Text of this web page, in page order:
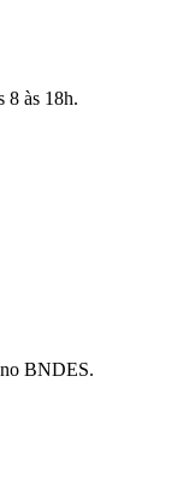
8 às 18h.
BNDES.